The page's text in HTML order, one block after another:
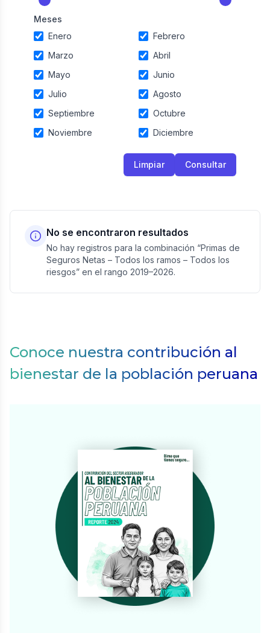
Meses
Enero
Febrero
Marzo
Abril
Mayo
Junio
Julio
Agosto
Septiembre
Octubre
Noviembre
Diciembre
Limpiar Consultar
No se encontraron resultados
No hay registros para la combinación “Primas de
Seguros Netas – Todos los ramos – Todos los
riesgos” en el rango 2019–2026.
Conoce nuestra contribución al
bienestar de la población peruana